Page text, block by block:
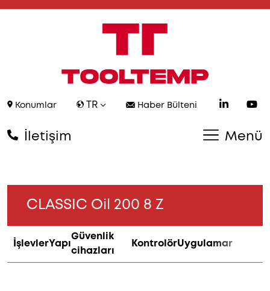
Konumlar TR Haber Bülteni
İletişim Menü
CLASSIC Oil 200 8 Z
İşlevlerYapı
Güvenlik
cihazları
KontrolörUygulamar